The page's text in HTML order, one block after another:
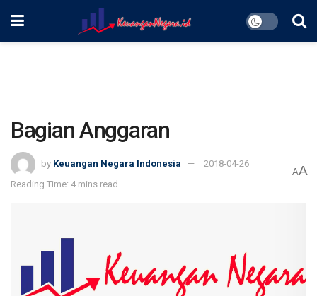
Bagian Anggaran
by Keuangan Negara Indonesia
2018-04-26
Reading Time: 4 mins read
AA